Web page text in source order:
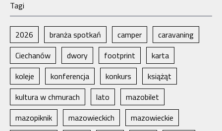
Tagi
2026 branża spotkań camper
caravaning
Ciechanów
dwory footprint
karta
koleje
konferencja konkurs
książąt
kultura w chmurach
lato
mazobilet
mazopiknik
mazowieckich
mazowieckie